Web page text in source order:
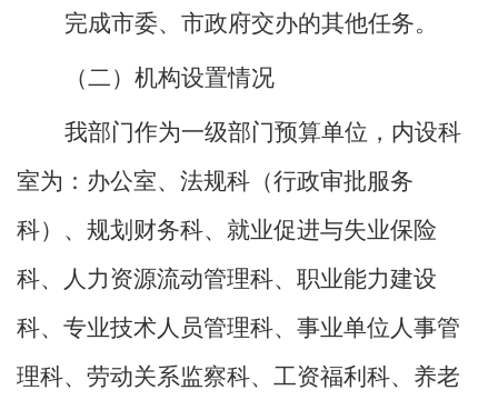
完成市委、市政府交办的其他任务。
（二）机构设置情况
我部门作为一级部门预算单位，内设科
室为：办公室、法规科（行政审批服务
科）、规划财务科、就业促进与失业保险
科、人力资源流动管理科、职业能力建设
科、专业技术人员管理科、事业单位人事管
理科、劳动关系监察科、工资福利科、养老